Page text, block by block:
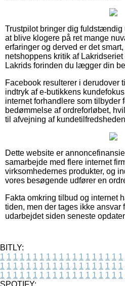
Trustpilot bringer dig
at blive klogere på ret mange
erfaringer og derved er det
netshoppens kritik af
Lakrids forinden du lægger din
Facebook resulterer i derudover
indtryk af e-butikkens
internet forhandlere som tilbyder
bedømmelse af ordreforløbet,
til afvejning af
Dette website er
samarbejde med flere internet
virksomhedernes produkter, og
vores besøgende udfører en
Fakta omkring tilbud og internet
tiden, men der tages ikke ansvar
udarbejdet siden seneste
BITLY:
1 1 1 1 1 1 1 1 1 1 1 1 1 1 1 1 1 1 1
1 1 1 1 1 1 1 1 1 1 1 1 1 1 1 1 1 1 1
1 1 1 1 1 1 1 1 1 1 1 1 1 1 1 1 1 1 1
SPOTIFY: